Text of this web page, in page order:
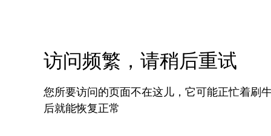
访问频繁，请稍后重试
您所要访问的页面不在这儿，它可能正忙着刷
后就能恢复正常